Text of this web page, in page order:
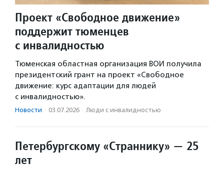
Проект «Свободное движение»
поддержит тюменцев
с инвалидностью
Тюменская областная организация ВОИ получила
президентский грант на проект «Свободное
движение: курс адаптации для людей
с инвалидностью».
Новости · 03.07.2026 · Люди с инвалидностью
Петербургскому «Страннику» — 25
лет